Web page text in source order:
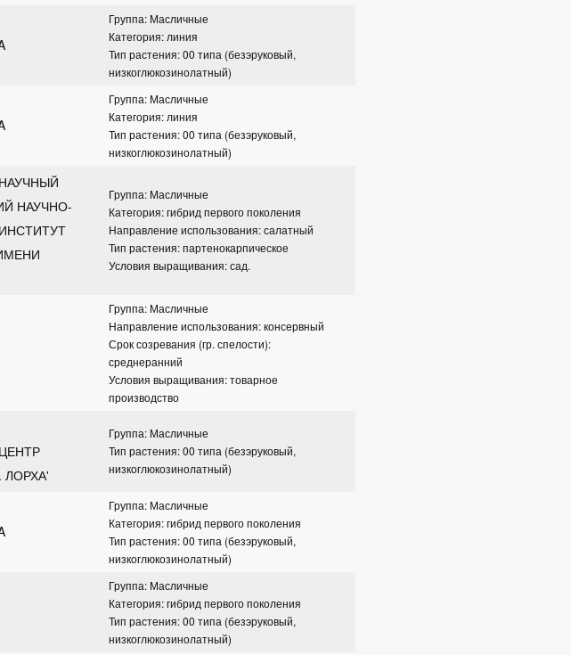
Группа: Масличные
Категория: линия
Тип растения: 00 типа (безэруковый,
низкоглюкозинолатный)
Группа: Масличные
Категория: линия
Тип растения: 00 типа (безэруковый,
низкоглюкозинолатный)
НАУЧНО-
Группа: Масличные
Категория: гибрид первого поколения
Направление использования: салатный
Тип растения: партенокарпическое
Условия выращивания: сад.
Группа: Масличные
Направление использования: консервный
Срок созревания (гр. спелости):
среднеранний
Условия выращивания: товарное
производство
ЛОРХА'
Группа: Масличные
Тип растения: 00 типа (безэруковый,
низкоглюкозинолатный)
Группа: Масличные
Категория: гибрид первого поколения
Тип растения: 00 типа (безэруковый,
низкоглюкозинолатный)
Группа: Масличные
Категория: гибрид первого поколения
Тип растения: 00 типа (безэруковый,
низкоглюкозинолатный)